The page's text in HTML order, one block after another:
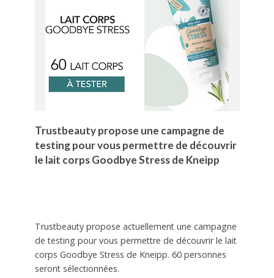
Trustbeauty propose une campagne de
testing pour vous permettre de découvrir
le lait corps Goodbye Stress de Kneipp
Trustbeauty propose actuellement une campagne
de testing pour vous permettre de découvrir le lait
corps Goodbye Stress de Kneipp. 60 personnes
seront sélectionnées.